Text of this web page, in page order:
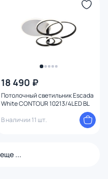
18 490 ₽
Потолочный светильник Escada
White CONTOUR 10213/4LED BL
В наличии 11 шт.
...